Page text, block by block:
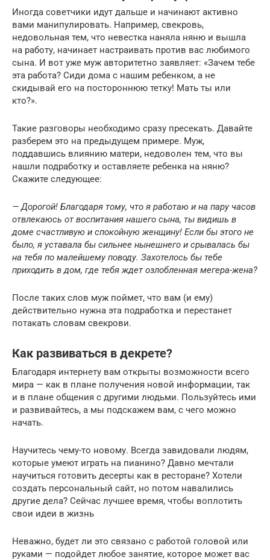
Иногда советчики идут дальше и начинают активно
вами манипулировать. Например, свекровь,
недовольная тем, что невестка наняла няню и вышла
на работу, начинает настраивать против вас любимого
сына. И вот уже муж авторитетно заявляет: «Зачем тебе
эта работа? Сиди дома с нашим ребенком, а не
скидывай его на постороннюю тетку! Мать ты или
кто?».
Такие разговоры необходимо сразу пресекать. Давайте
разберем это на предыдущем примере. Муж,
поддавшись влиянию матери, недоволен тем, что вы
нашли подработку и оставляете ребенка на няню?
Скажите следующее:
— Дорогой! Благодаря тому, что я работаю и на пару часов
отвлекаюсь от воспитания нашего сына, ты видишь в
доме счастливую и спокойную женщину! Если бы этого не
было, я уставала бы сильнее нынешнего и срывалась бы
на тебя по малейшему поводу. Захотелось бы тебе
приходить в дом, где тебя ждет озлобленная мегера-жена?
После таких слов муж поймет, что вам (и ему)
действительно нужна эта подработка и перестанет
потакать словам свекрови.
Как развиваться в декрете?
Благодаря интернету вам открыты возможности всего
мира — как в плане получения новой информации, так
и в плане общения с другими людьми. Пользуйтесь ими
и развивайтесь, а мы подскажем вам, с чего можно
начать.
Научитесь чему-то новому. Всегда завидовали людям,
которые умеют играть на пианино? Давно мечтали
научиться готовить десерты как в ресторане? Хотели
создать персональный сайт, но потом навалились
другие дела? Сейчас лучшее время, чтобы воплотить
свои идеи в жизнь
Неважно, будет ли это связано с работой головой или
руками — подойдет любое занятие, которое может вас